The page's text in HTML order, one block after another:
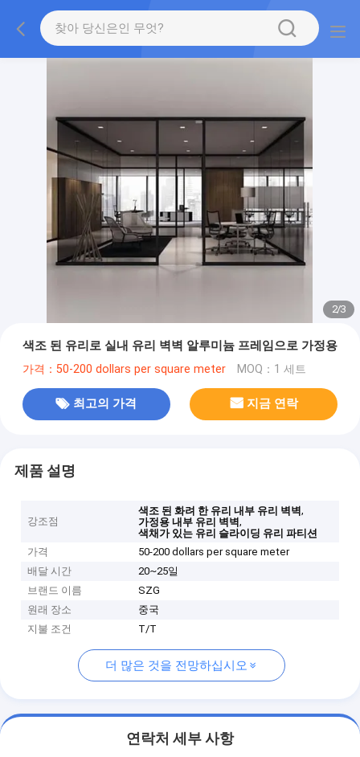
2/3
색조 된 유리로 실내 유리 벽벽 알루미늄 프레임으로 가정용
가격：50-200 dollars per square meter MOQ：1 세트
최고의 가격 지금 연락
제품 설명
강조점
색조 된 화려 한 유리 내부 유리 벽벽,
가정용 내부 유리 벽벽,
색채가 있는 유리 슬라이딩 유리 파티션
가격
50-200 dollars per square meter
배달 시간
20~25일
브랜드 이름
SZG
원래 장소
중국
지불 조건
T/T
더 많은 것을 전망하십시오
연락처 세부 사항